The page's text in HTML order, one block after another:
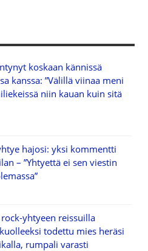
koskaan kännissä
kanssa: ”Välillä viinaa meni
niin kauan kuin sitä
hajosi: yksi kommentti
– ”Yhtyettä ei sen viestin
yhtyeen reissuilla
todettu mies heräsi
rumpali varasti